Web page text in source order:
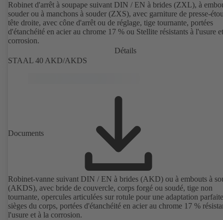
Robinet d'arrêt à soupape suivant DIN / EN à brides (ZXL), à
souder ou à manchons à souder (ZXS), avec garniture de presse-
tête droite, avec cône d'arrêt ou de réglage, tige tournante, portées
d'étanchéité en acier au chrome 17 % ou Stellite résistants à l'usure
corrosion.
Détails
STAAL 40 AKD/AKDS
Documents
Robinet-vanne suivant DIN / EN à brides (AKD) ou à embouts à
(AKDS), avec bride de couvercle, corps forgé ou soudé, tige non
tournante, opercules articulées sur rotule pour une adaptation
sièges du corps, portées d'étanchéité en acier au chrome 17 %
l'usure et à la corrosion.